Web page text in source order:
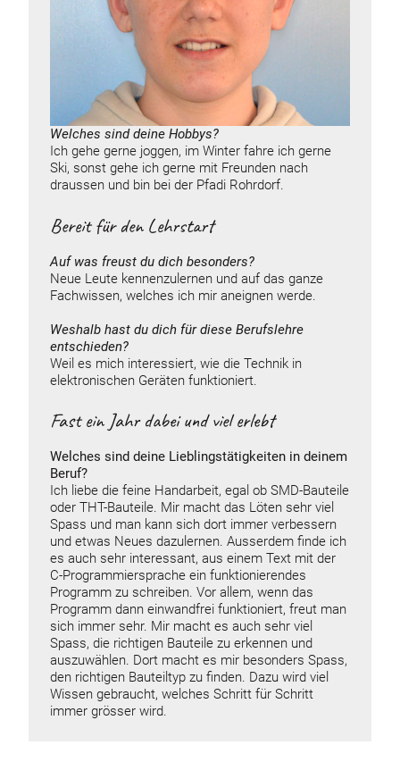
Welches sind deine Hobbys?
Ich gehe gerne joggen, im Winter fahre ich gerne
Ski, sonst gehe ich gerne mit Freunden nach
draussen und bin bei der Pfadi Rohrdorf.
Bereit für den Lehrstart
Auf was freust du dich besonders?
Neue Leute kennenzulernen und auf das ganze
Fachwissen, welches ich mir aneignen werde.
Weshalb hast du dich für diese Berufslehre
entschieden?
Weil es mich interessiert, wie die Technik in
elektronischen Geräten funktioniert.
Fast ein Jahr dabei und viel erlebt
Welches sind deine Lieblingstätigkeiten in deinem
Beruf?
Ich liebe die feine Handarbeit, egal ob SMD-Bauteile
oder THT-Bauteile. Mir macht das Löten sehr viel
Spass und man kann sich dort immer verbessern
und etwas Neues dazulernen. Ausserdem finde ich
es auch sehr interessant, aus einem Text mit der
C-Programmiersprache ein funktionierendes
Programm zu schreiben. Vor allem, wenn das
Programm dann einwandfrei funktioniert, freut man
sich immer sehr. Mir macht es auch sehr viel
Spass, die richtigen Bauteile zu erkennen und
auszuwählen. Dort macht es mir besonders Spass,
den richtigen Bauteiltyp zu finden. Dazu wird viel
Wissen gebraucht, welches Schritt für Schritt
immer grösser wird.